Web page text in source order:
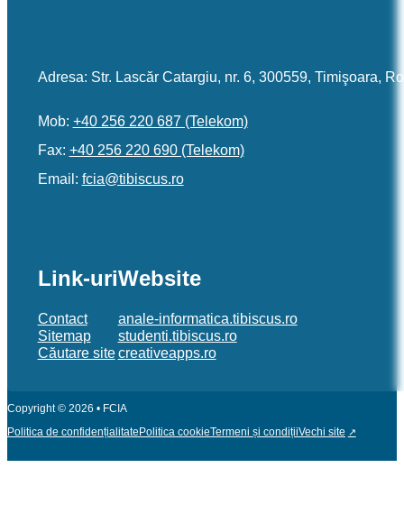
Title
MASD124 Etica si integritate academica (EIA)
MAS213-Practica-de-cercetare-colectiva
Title
Adresa: Str. Lascăr Catargiu, nr. 6, 300559, Timişoara,
Mob: +40 256 220 687 (Telekom)
Fax: +40 256 220 690 (Telekom)
Email: or.sucsibit@aicf
Link-uri
Contact
Sitemap
Căutare site
Website
anale-informatica.tibiscus.ro
studenti.tibiscus.ro
creativeapps.ro
Copyright © 2026 • FCIA
Politica de confidențialitate Politica cookieTermeni și condițiiVechi site